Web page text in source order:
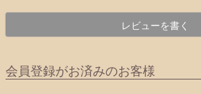
レビューを書く
会員登録がお済みのお客様